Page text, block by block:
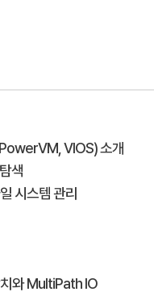
VIOS) 소개
색
시스템 관리
와 MultiPath IO